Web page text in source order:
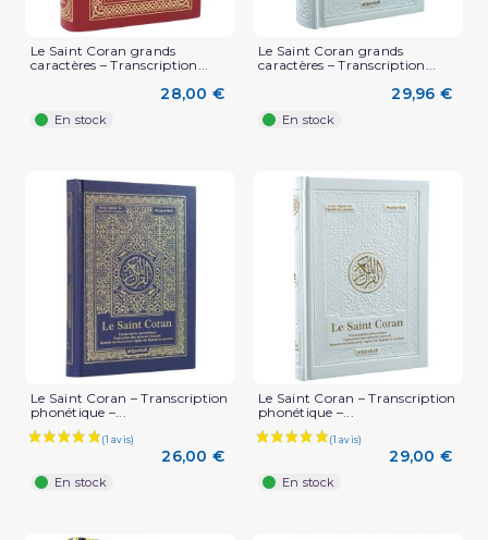
Le Saint Coran grands
caractères – Transcription...
28,00 €
En stock
Le Saint Coran grands
caractères – Transcription...
29,96 €
En stock
Le Saint Coran – Transcription
phonétique –...
26,00 €
En stock
Le Saint Coran – Transcription
phonétique –...
29,00 €
En stock